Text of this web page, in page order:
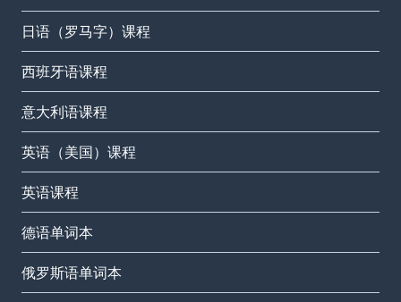
日语（罗马字）课程
西班牙语课程
意大利语课程
英语（美国）课程
英语课程
德语单词本
俄罗斯语单词本